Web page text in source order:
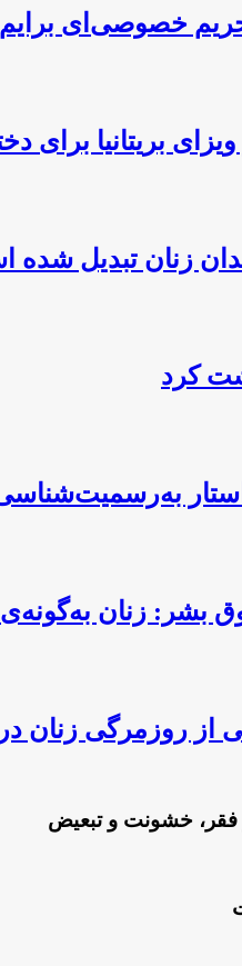
خصوصی‌ای
بریتانیا برای
زنان تبدیل
به‌رسمیت‌شناسی
بشر: زنان
روزمرگی زنان
فقر، خشونت و تبعیض